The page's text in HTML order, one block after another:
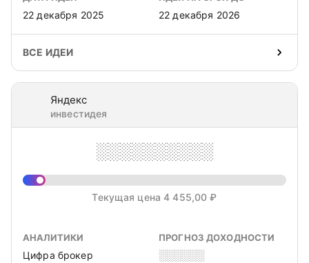
22 декабря 2025 22 декабря 2026
ВСЕ ИДЕИ
Яндекс
инвестидея
░░░░░░░░░░
Текущая цена 4 455,00 ₽
АНАЛИТИКИ
Цифра брокер
ПРОГНОЗ ДОХОДНОСТИ
░░░░░░